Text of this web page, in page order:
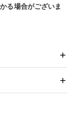
る場合がございま
をそのまま形にしまし
可能。